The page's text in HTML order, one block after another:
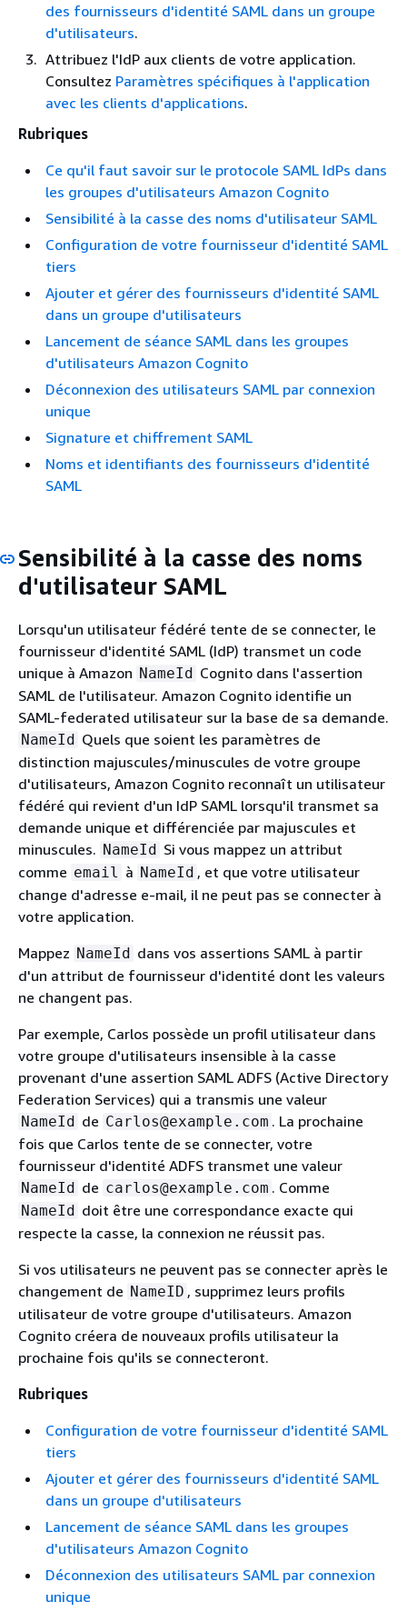
des fournisseurs d'identité SAML dans un groupe
d'utilisateurs.
Attribuez l'IdP aux clients de votre application.
Consultez Paramètres spécifiques à l'application
avec les clients d'applications.
Rubriques
Ce qu'il faut savoir sur le protocole SAML IdPs dans
les groupes d'utilisateurs Amazon Cognito
Sensibilité à la casse des noms d'utilisateur SAML
Configuration de votre fournisseur d'identité SAML
tiers
Ajouter et gérer des fournisseurs d'identité SAML
dans un groupe d'utilisateurs
Lancement de séance SAML dans les groupes
d'utilisateurs Amazon Cognito
Déconnexion des utilisateurs SAML par connexion
unique
Signature et chiffrement SAML
Noms et identifiants des fournisseurs d'identité
SAML
Sensibilité à la casse des noms
d'utilisateur SAML
Lorsqu'un utilisateur fédéré tente de se connecter, le
fournisseur d'identité SAML (IdP) transmet un code
unique à Amazon NameId Cognito dans l'assertion
SAML de l'utilisateur. Amazon Cognito identifie un
SAML-federated utilisateur sur la base de sa demande.
NameId Quels que soient les paramètres de
distinction majuscules/minuscules de votre groupe
d'utilisateurs, Amazon Cognito reconnaît un utilisateur
fédéré qui revient d'un IdP SAML lorsqu'il transmet sa
demande unique et différenciée par majuscules et
minuscules. NameId Si vous mappez un attribut
comme email à NameId , et que votre utilisateur
change d'adresse e-mail, il ne peut pas se connecter à
votre application.
Mappez NameId dans vos assertions SAML à partir
d'un attribut de fournisseur d'identité dont les valeurs
ne changent pas.
Par exemple, Carlos possède un profil utilisateur dans
votre groupe d'utilisateurs insensible à la casse
provenant d'une assertion SAML ADFS (Active Directory
Federation Services) qui a transmis une valeur
NameId de Carlos@example.com . La prochaine
fois que Carlos tente de se connecter, votre
fournisseur d'identité ADFS transmet une valeur
NameId de carlos@example.com . Comme
NameId doit être une correspondance exacte qui
respecte la casse, la connexion ne réussit pas.
Si vos utilisateurs ne peuvent pas se connecter après le
changement de NameID , supprimez leurs profils
utilisateur de votre groupe d'utilisateurs. Amazon
Cognito créera de nouveaux profils utilisateur la
prochaine fois qu'ils se connecteront.
Rubriques
Configuration de votre fournisseur d'identité SAML
tiers
Ajouter et gérer des fournisseurs d'identité SAML
dans un groupe d'utilisateurs
Lancement de séance SAML dans les groupes
d'utilisateurs Amazon Cognito
Déconnexion des utilisateurs SAML par connexion
unique